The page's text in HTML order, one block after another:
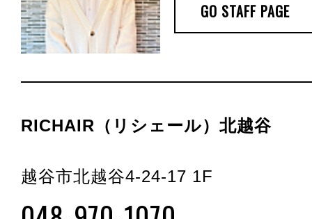
GO STAFF PAGE
RICHAIR（リシェール）北越谷
越谷市北越谷4-24-17 1F